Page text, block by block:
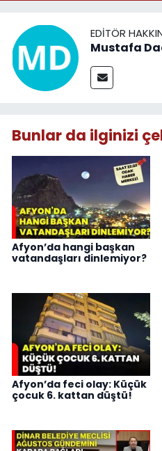
EDITÖR
Mustafa
Bunlar da ilginizi
Afyon’da hangi başkan
vatandaşları dinlemiyor?
Afyon’da feci olay: Küçük
çocuk 6. kattan düştü!